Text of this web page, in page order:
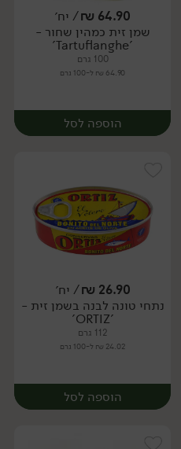
יח׳
64.90
₪/ יח׳
שמן זית כמהין שחור -
'Tartuflanghe'
100 גרם
64.90 ₪ ל-100 גרם
הוספה לסל
יח׳
26.90
₪/ יח׳
נתחי טונה לבנה בשמן זית -
'ORTIZ'
112 גרם
24.02 ₪ ל-100 גרם
הוספה לסל